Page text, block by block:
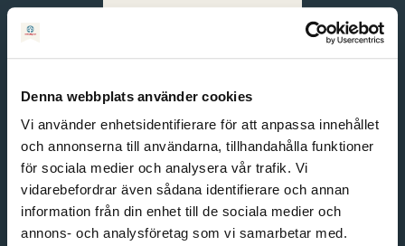
Denna webbplats använder cookies
Vi använder enhetsidentifierare för att anpassa innehållet
och annonserna till användarna, tillhandahålla funktioner
för sociala medier och analysera vår trafik. Vi
vidarebefordrar även sådana identifierare och annan
information från din enhet till de sociala medier och
annons- och analysföretag som vi samarbetar med.
English
Svenska